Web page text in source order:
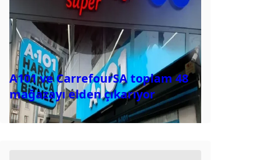
A101 ve CarrefourSA toplam 48
mağazayı elden çıkarıyor